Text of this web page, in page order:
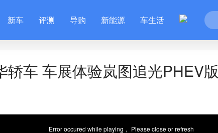
新车 评测 导购 新能源 车生活
轿车 车展体验岚图追光PHEV版
Error occured while playing， Please close or refresh